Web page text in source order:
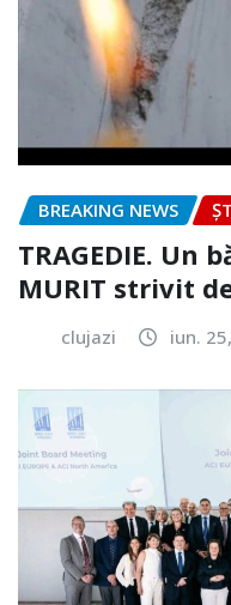
BREAKING NEWS
TRAGEDIE. Un
MURIT strivit
clujazi iun.